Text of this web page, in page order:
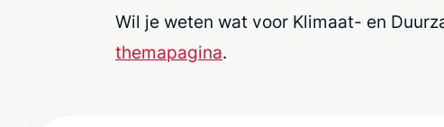
Wil je weten wat voor Klimaat- en
themapagina.